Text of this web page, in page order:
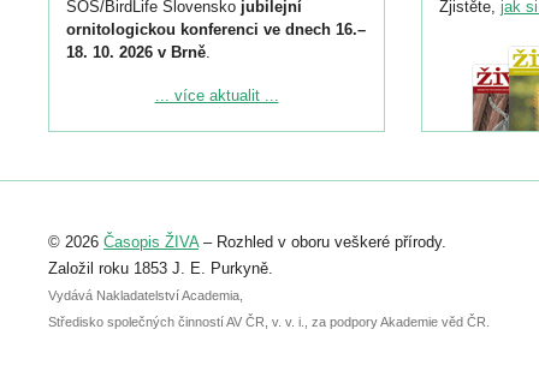
SOS/BirdLife Slovensko jubilejní
ornitologickou konferenci ve dnech 16.–
18. 10. 2026 v Brně.
Podrobnější informace ke konferenci
Registrovat se můžete do 6. září.
abstraktu přihlášené přednášky nebo
posteru je už 30. června.
... více aktualit ...
Zjistěte, jak
© 2026 Časopis ŽIVA– Rozhled v oboru veškeré přírody.
Založil roku 1853 J. E. Purkyně.
Vydává Nakladatelství Academia,
Středisko společných činností AV ČR, v. v. i., za podpory Akademie věd ČR.